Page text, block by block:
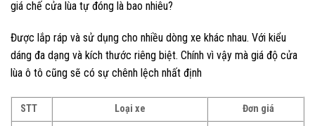
giá chế cửa lùa tự đóng là bao nhiêu?
Được lắp ráp và sử dụng cho nhiều dòng xe khác nhau. Với kiểu
dáng đa dạng và kích thước riêng biệt. Chính vì vậy mà giá độ cửa
lùa ô tô cũng sẽ có sự chênh lệch nhất định
STT Loại xe
Đơn giá